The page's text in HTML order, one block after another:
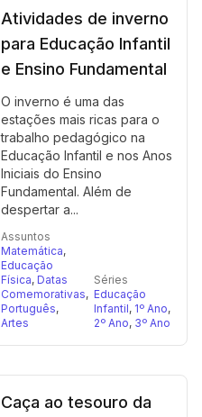
Atividades de inverno
para Educação Infantil
e Ensino Fundamental
O inverno é uma das
estações mais ricas para o
trabalho pedagógico na
Educação Infantil e nos Anos
Iniciais do Ensino
Fundamental. Além de
despertar a...
Assuntos
Matemática,
Educação
Física, Datas
Comemorativas,
Português,
Artes
Séries
Educação
Infantil, 1º Ano,
2º Ano, 3º Ano
Caça ao tesouro da